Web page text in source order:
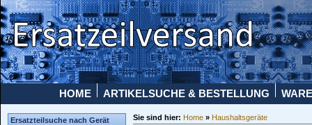
HOME ARTIKELSUCHE & BESTELLUNG
Ersatzteilsuche nach Gerät
Sie sind hier: Home » Haushaltsgeräte